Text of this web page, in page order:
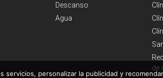
Descanso
Agua
de
personalizar la publicidad y